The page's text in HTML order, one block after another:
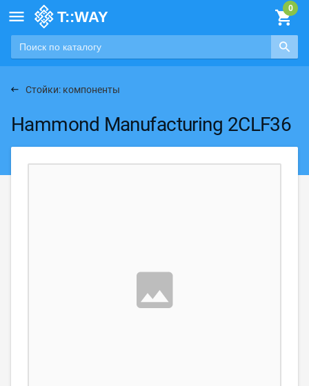

Стойки: компоненты
Hammond Manufacturing 2CLF36